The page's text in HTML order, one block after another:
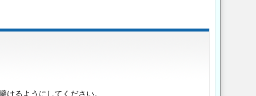
けるようにしてください。